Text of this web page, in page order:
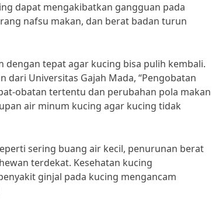
dapat mengakibatkan gangguan pada
nafsu makan, dan berat badan turun
tepat agar kucing bisa pulih kembali.
dari Universitas Gajah Mada, “Pengobatan
obatan tertentu dan perubahan pola makan
air minum kucing agar kucing tidak
sering buang air kecil, penurunan berat
terdekat. Kesehatan kucing
ginjal pada kucing mengancam